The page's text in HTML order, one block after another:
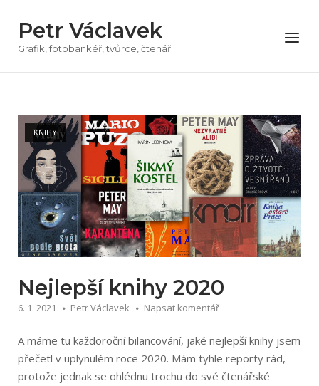
obsah
Petr Václavek
Grafik, fotobankéř, tvůrce, čtenář
Menu
KNIHY
Nejlepší knihy 2020
6. 1. 2021 Petr Václavek Napsat komentář
A máme tu každoroční bilancování, jaké nejlepší knihy jsem
přečetl v uplynulém roce 2020. Mám tyhle reporty rád,
protože jednak se ohlédnu trochu do své čtenářské